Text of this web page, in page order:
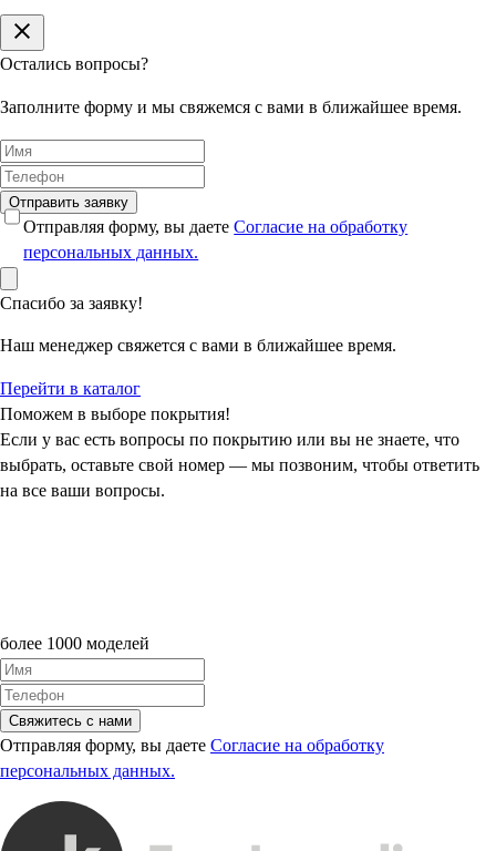
Остались вопросы?
Заполните форму и мы свяжемся с вами в ближайшее время.
Отправить заявку
Отправляя форму, вы даетеСогласие на обработку
персональных данных.
Спасибо за заявку!
Наш менеджер свяжется с вами в ближайшее время.
Перейти в каталог
Поможем в выборе покрытия!
Если у вас есть вопросы по покрытию или вы не знаете, что
выбрать, оставьте свой номер — мы позвоним, чтобы ответить
на все ваши вопросы.
более 1000 моделей
Свяжитесь с нами
Отправляя форму, вы даете Согласие на обработку
персональных данных.